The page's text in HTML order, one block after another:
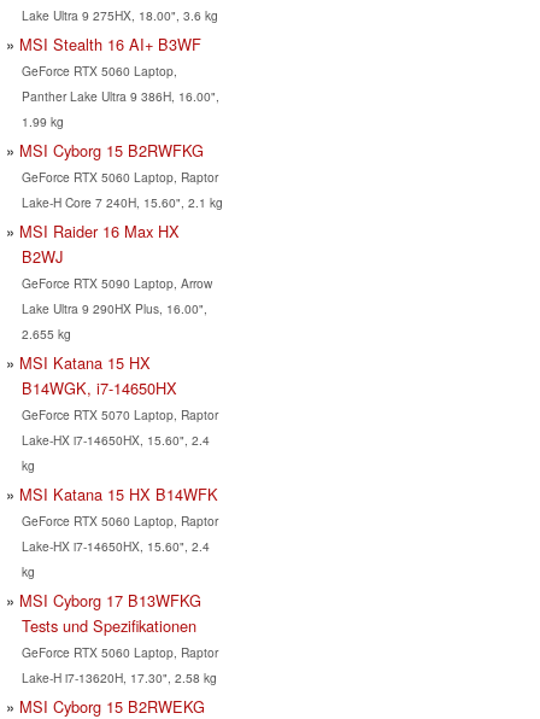
Lake Ultra 9 275HX, 18.00", 3.6 kg
MSI Stealth 16 AI+ B3WF
GeForce RTX 5060 Laptop,
Panther Lake Ultra 9 386H, 16.00",
1.99 kg
MSI Cyborg 15 B2RWFKG
GeForce RTX 5060 Laptop, Raptor
Lake-H Core 7 240H, 15.60", 2.1 kg
MSI Raider 16 Max HX
B2WJ
GeForce RTX 5090 Laptop, Arrow
Lake Ultra 9 290HX Plus, 16.00",
2.655 kg
MSI Katana 15 HX
B14WGK, i7-14650HX
GeForce RTX 5070 Laptop, Raptor
Lake-HX i7-14650HX, 15.60", 2.4
kg
MSI Katana 15 HX B14WFK
GeForce RTX 5060 Laptop, Raptor
Lake-HX i7-14650HX, 15.60", 2.4
kg
MSI Cyborg 17 B13WFKG
Tests und Spezifikationen
GeForce RTX 5060 Laptop, Raptor
Lake-H i7-13620H, 17.30", 2.58 kg
MSI Cyborg 15 B2RWEKG